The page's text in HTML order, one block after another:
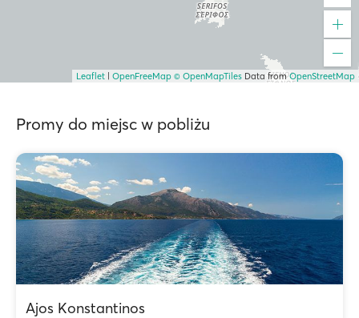
Leaflet OpenFreeMap © OpenMapTiles Data fromOpenStreetMap
Promy do miejsc w pobliżu
Ajos Konstantinos